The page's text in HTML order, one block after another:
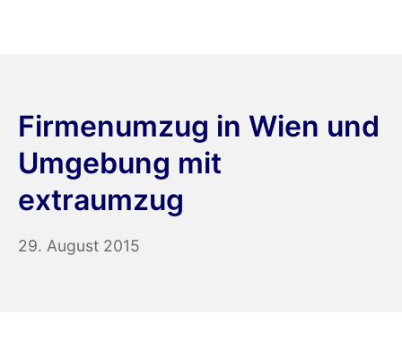
Firmenumzug in Wien und
Umgebung mit
extraumzug
29. August 2015